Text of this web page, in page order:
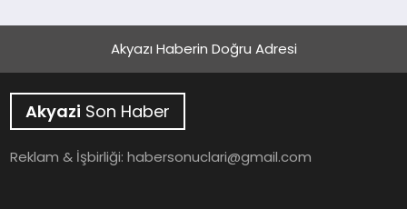
YAŞAM
Akyazı Haberin Doğru Adresi
Akyazi Son Haber
Reklam & İşbirliği:habersonuclari@gmail.com